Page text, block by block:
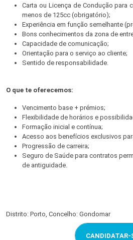
Carta ou Licença de Condução
menos de 125cc (obrigatório);
Experiência em função semelhante
Bons conhecimentos da zona de
Capacidade de comunicação;
Orientação para o serviço ao cliente;
Sentido de responsabilidade.
O que te oferecemos:
Vencimento base + prémios;
Flexibilidade de horários e
Formação inicial e contínua;
Acesso aos benefícios exclusivos
Progressão de carreira;
Seguro de Saúde para contratos
de antiguidade.
Distrito: Porto, Concelho: Gondomar
CANDIDATAR-